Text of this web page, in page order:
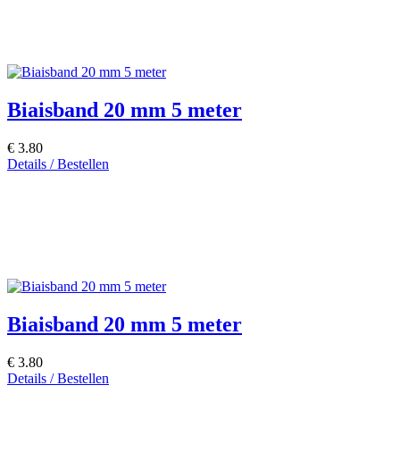
Biaisband 20 mm 5 meter
€ 3.80
Details / Bestellen
Biaisband 20 mm 5 meter
€ 3.80
Details / Bestellen